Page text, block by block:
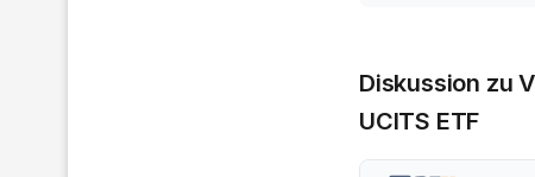
Diskussion zu
UCITS ETF